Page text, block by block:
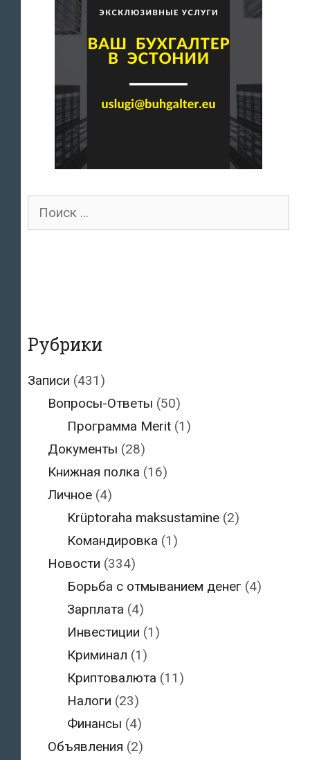
Поиск
Рубрики
Записи (431)
Вопросы-Ответы (50)
Программа Merit (1)
Документы (28)
Книжная полка (16)
Личное(4)
Krüptoraha maksustamine (2)
Командировка (1)
Новости (334)
Борьба с отмыванием денег (4)
Зарплата (4)
Инвестиции (1)
Криминал (1)
Криптовалюта (11)
Налоги (23)
Финансы (4)
Объявления (2)